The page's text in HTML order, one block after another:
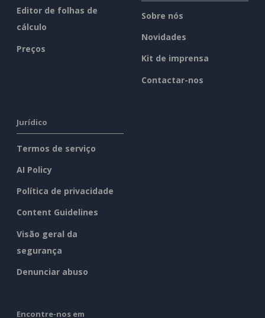
Editor de folhas de
cálculo
Preços
Sobre nós
Novidades
Kit de imprensa
Contactar-nos
Jurídico
Termos de serviço
AI Policy
Política de privacidade
Content Guidelines
Visão geral da
segurança
Denunciar abuso
Encontre-nos em